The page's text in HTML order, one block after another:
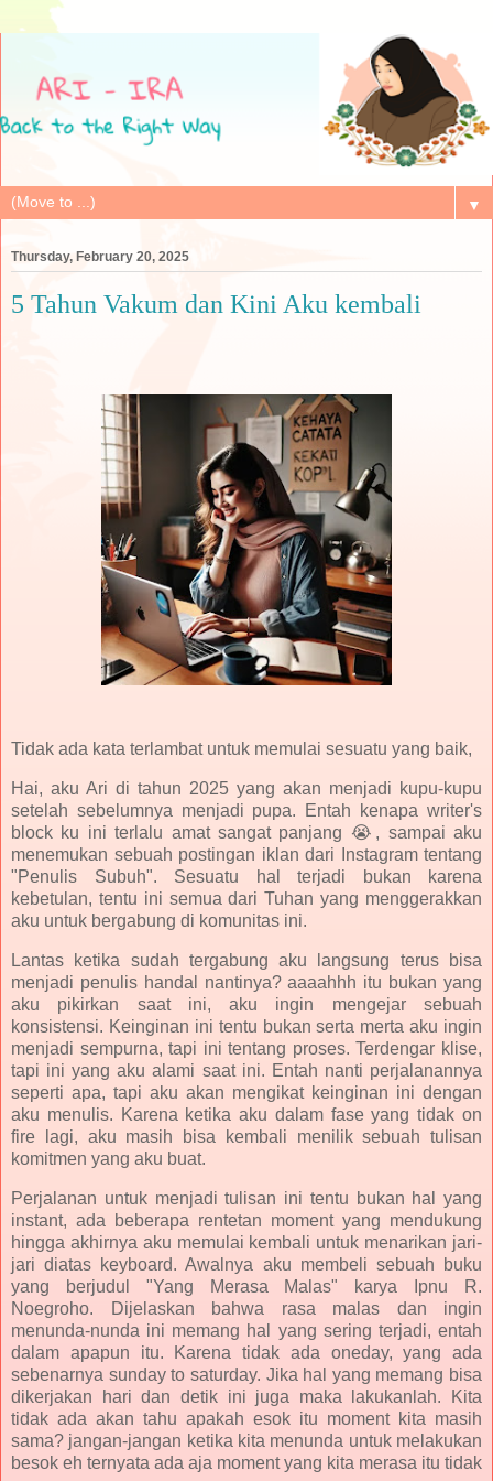
▼
Thursday, February 20, 2025
5 Tahun Vakum dan Kini Aku kembali
Tidak ada kata terlambat untuk memulai sesuatu yang baik,
Hai, aku Ari di tahun 2025 yang akan menjadi kupu-kupu
setelah sebelumnya menjadi pupa. Entah kenapa writer's
block ku ini terlalu amat sangat panjang 😭, sampai aku
menemukan sebuah postingan iklan dari Instagram tentang
"Penulis Subuh". Sesuatu hal terjadi bukan karena
kebetulan, tentu ini semua dari Tuhan yang menggerakkan
aku untuk bergabung di komunitas ini.
Lantas ketika sudah tergabung aku langsung terus bisa
menjadi penulis handal nantinya? aaaahhh itu bukan yang
aku pikirkan saat ini, aku ingin mengejar sebuah
konsistensi. Keinginan ini tentu bukan serta merta aku ingin
menjadi sempurna, tapi ini tentang proses. Terdengar klise,
tapi ini yang aku alami saat ini. Entah nanti perjalanannya
seperti apa, tapi aku akan mengikat keinginan ini dengan
aku menulis. Karena ketika aku dalam fase yang tidak on
fire lagi, aku masih bisa kembali menilik sebuah tulisan
komitmen yang aku buat.
Perjalanan untuk menjadi tulisan ini tentu bukan hal yang
instant, ada beberapa rentetan moment yang mendukung
hingga akhirnya aku memulai kembali untuk menarikan jari-
jari diatas keyboard. Awalnya aku membeli sebuah buku
yang berjudul "Yang Merasa Malas" karya Ipnu R.
Noegroho. Dijelaskan bahwa rasa malas dan ingin
menunda-nunda ini memang hal yang sering terjadi, entah
dalam apapun itu. Karena tidak ada oneday, yang ada
sebenarnya sunday to saturday. Jika hal yang memang bisa
dikerjakan hari dan detik ini juga maka lakukanlah. Kita
tidak ada akan tahu apakah esok itu moment kita masih
sama? jangan-jangan ketika kita menunda untuk melakukan
besok eh ternyata ada aja moment yang kita merasa itu tidak